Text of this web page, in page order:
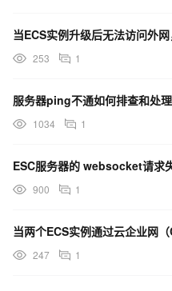
当ECS实例升级后无法访问外
253 1
服务器ping不通如何排查和处理
1034 1
ESC服务器的 websocket请求
900 1
247 1